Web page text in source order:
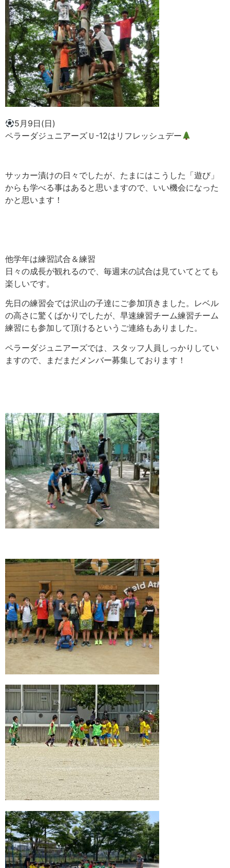
5月9日(日)
ペラーダジュニアーズＵ-12はリフレッシュデー
サッカー漬けの日々でしたが、たまにはこうした「遊び」
からも学べる事はあると思いますので、いい機会になった
かと思います！
他学年は練習試合＆練習
日々の成長が観れるので、毎週末の試合は見ていてとても
楽しいです。
先日の練習会では沢山の子達にご参加頂きました。レベル
の高さに驚くばかりでしたが、早速練習チーム練習チーム
練習にも参加して頂けるというご連絡もありました。
ペラーダジュニアーズでは、スタッフ人員しっかりしてい
ますので、まだまだメンバー募集しております！